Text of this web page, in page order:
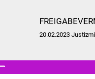
20.02.2023